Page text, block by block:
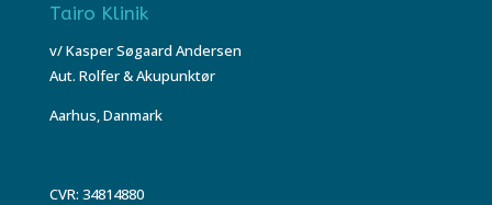
Tairo Klinik
v/ Kasper Søgaard Andersen
Aut. Rolfer & Akupunktør
Aarhus, Danmark
CVR: 34814880